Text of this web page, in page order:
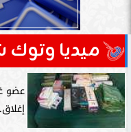
ميديا
عضو